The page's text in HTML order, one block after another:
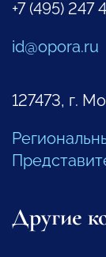
+7 (495) 247
id@opora.ru
127473, г.
Другие